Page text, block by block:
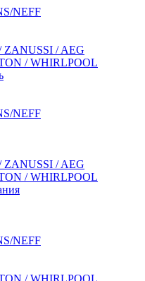
NEFF
/ AEG
/ WHIRLPOOL
NEFF
/ AEG
/ WHIRLPOOL
NEFF
/ WHIRLPOOL